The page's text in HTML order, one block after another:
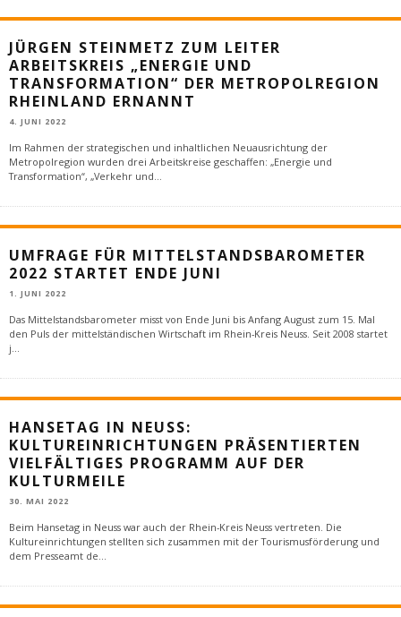
JÜRGEN STEINMETZ ZUM LEITER
ARBEITSKREIS „ENERGIE UND
TRANSFORMATION“ DER METROPOLREGION
RHEINLAND ERNANNT
4. JUNI 2022
Im Rahmen der strategischen und inhaltlichen Neuausrichtung der
Metropolregion wurden drei Arbeitskreise geschaffen: „Energie und
Transformation“, „Verkehr und
UMFRAGE FÜR MITTELSTANDSBAROMETER
2022 STARTET ENDE JUNI
1. JUNI 2022
Das Mittelstandsbarometer misst von Ende Juni bis Anfang August zum 15. Mal
den Puls der mittelständischen Wirtschaft im Rhein-Kreis Neuss. Seit 2008 startet
j
HANSETAG IN NEUSS:
KULTUREINRICHTUNGEN PRÄSENTIERTEN
VIELFÄLTIGES PROGRAMM AUF DER
KULTURMEILE
30. MAI 2022
Beim Hansetag in Neuss war auch der Rhein-Kreis Neuss vertreten. Die
Kultureinrichtungen stellten sich zusammen mit der Tourismusförderung und
dem Presseamt de